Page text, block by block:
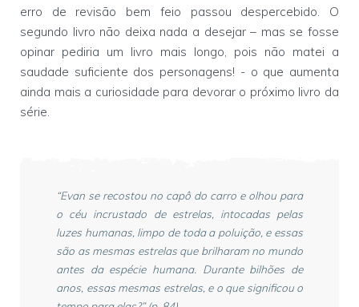
erro de revisão bem feio passou despercebido. O
segundo livro não deixa nada a desejar – mas se fosse
opinar pediria um livro mais longo, pois não matei a
saudade suficiente dos personagens! - o que aumenta
ainda mais a curiosidade para devorar o próximo livro da
série.
“Evan se recostou no capô do carro e olhou para
o céu incrustado de estrelas, intocadas pelas
luzes humanas, limpo de toda a poluição, e essas
são as mesmas estrelas que brilharam no mundo
antes da espécie humana. Durante bilhões de
anos, essas mesmas estrelas, e o que significou o